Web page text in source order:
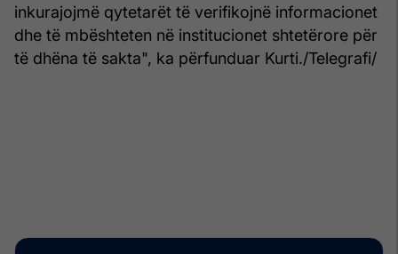
inkurajojmë qytetarët të verifikojnë informacionet
dhe të mbështeten në institucionet shtetërore për
të dhëna të sakta", ka përfunduar Kurti./Telegrafi/